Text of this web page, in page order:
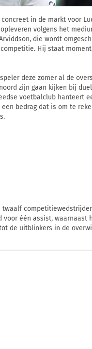
in de markt voor
volgens het
die wordt
Hij staat
deze zomer al de
zijn gaan kijken bij
voetbalclub hanteert
bedrag dat is om te
één assist, waarnaast
de uitblinkers in de